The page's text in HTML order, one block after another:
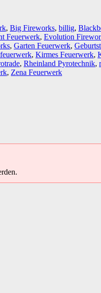
, Big Fireworks, billig,
Feuerwerk, Evolution
, Garten Feuerwerk,
, Kirmes Feuerwerk,
, Rheinland Pyrotechnik,
, Zena Feuerwerk